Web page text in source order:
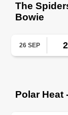
The
Bowie
26 SEP
Polar Heat